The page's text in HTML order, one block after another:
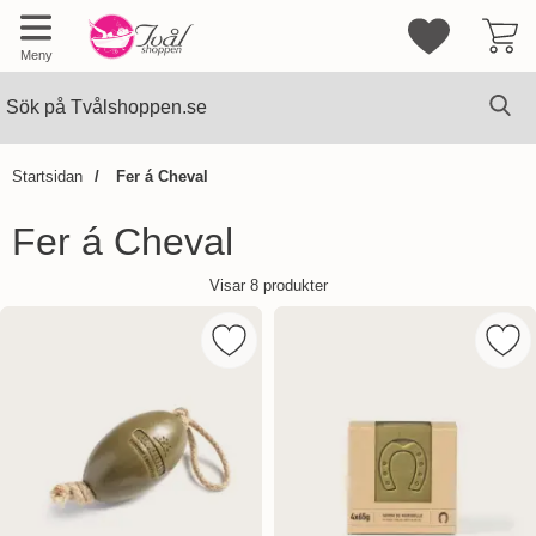
Meny
Mina
Startsidan Fer á Cheval
Fer á Cheval
Visar 8 produkter
Markera fer á Cheval Marseilletvål